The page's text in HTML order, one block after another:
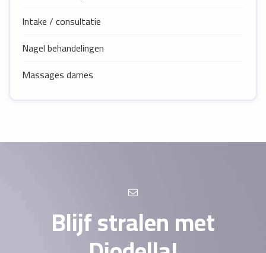
Intake / consultatie
Nagel behandelingen
Massages dames
Blijf stralen met